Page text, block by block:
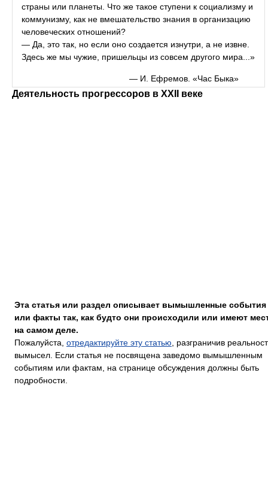
страны или планеты. Что же такое ступени к социализму и
коммунизму, как не вмешательство знания в организацию
человеческих отношений?
— Да, это так, но если оно создается изнутри, а не извне.
Здесь же мы чужие, пришельцы из совсем другого мира...»
— И. Ефремов. «Час Быка»
Деятельность прогрессоров в XXII веке
Эта статья или раздел описывает вымышленные события
или факты так, как будто они происходили или имеют
на самом деле.
Пожалуйста, отредактируйте эту статью , разграничив
вымысел. Если статья не посвящена заведомо вымышленным
событиям или фактам, на странице обсуждения должны быть
подробности.